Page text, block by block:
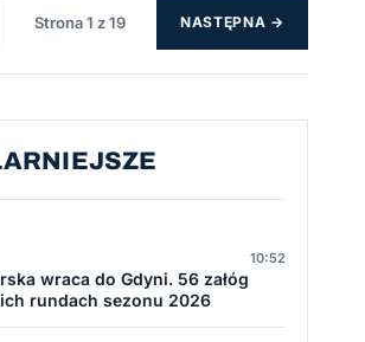
Strona 1 z 19 NASTĘPNA →
10:52
wraca do Gdyni. 56 załóg
rundach sezonu 2026